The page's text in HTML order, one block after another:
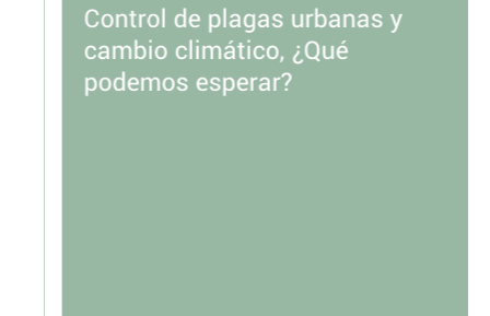
Control de plagas urbanas y
cambio climático, ¿Qué
podemos esperar?